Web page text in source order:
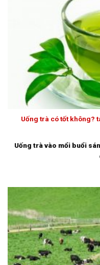
Uống trà có tốt không?
Uống trà vào mổi buổi